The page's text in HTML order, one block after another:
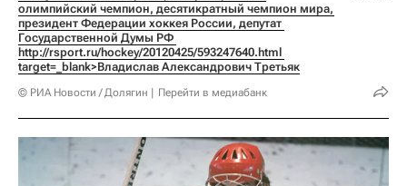
олимпийский чемпион, десятикратный чемпион мира,
президент Федерации хоккея России, депутат
http://rsport.ru/hockey/20120425/593247640.html
target=_blank>Владислав Александрович Третьяк
© РИА Новости / Долягин Перейти в медиабанк